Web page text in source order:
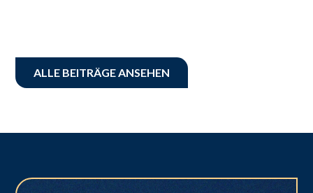
ALLE BEITRÄGE ANSEHEN